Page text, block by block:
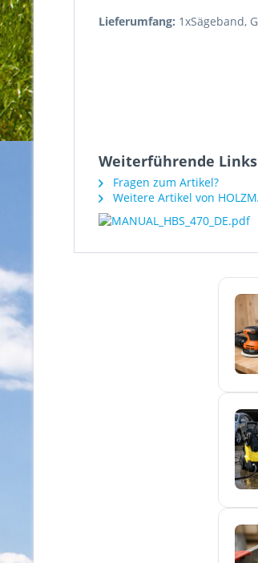
Lieferumfang: 1xSägeband,
Weiterführende Links
Fragen zum Artikel?
Weitere Artikel von